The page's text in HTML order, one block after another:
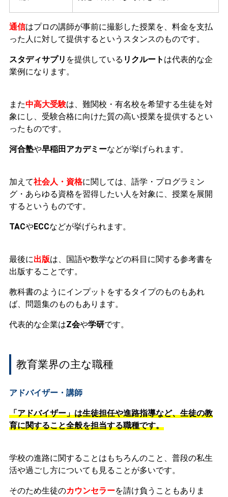
通信はプロの講師が事前に撮影した授業を、料金を支払
った人に対して提供するというスタンスのものです。
スタディサプリ を提供している リクルート は代表的な企
業例になります。
また中高大受験は、難関校・有名校を希望する生徒を対
象にし、受験合格に向けた質の高い授業を提供するとい
ったものです。
河合塾や早稲田アカデミーなどが挙げられます。
加えて社会人・資格に関しては、語学・プログラミン
グ・あらゆる資格を習得したい人を対象に、授業を展開
するというものです。
TACやECCなどが挙げられます。
最後に出版は、国語や数学などの科目に関する参考書を
出版することです。
教科書のようにインプットをするタイプのものもあれ
ば、問題集のものもあります。
代表的な企業はZ会や学研です。
教育業界の主な職種
アドバイザー・講師
「アドバイザー」は生徒担任や進路指導など、生徒の教
育に関すること全般を担当する職種です。
学校の進路に関することはもちろんのこと、普段の私生
活や過ごし方についても見ることが多いです。
そのため生徒のカウンセラーを請け負うこともありま